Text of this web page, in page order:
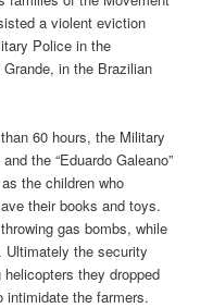
a violent eviction
Police in the
in the Brazilian
60 hours, the Military
the “Eduardo Galeano”
the children who
their books and toys.
gas bombs, while
the security
they dropped
intimidate the farmers.